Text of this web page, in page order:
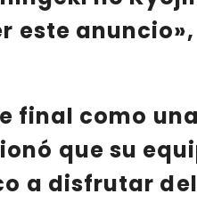
este anuncio»
final como
que su
a disfrutar del